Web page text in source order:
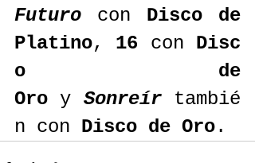
Futuro con Disco de
Platino, 16 con Disc
o de
Oro y Sonreír tambié
n con Disco de Oro.